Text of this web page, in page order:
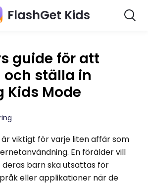
FlashGet Kids
guide för att
ställa in
Kids Mode
viktigt för varje liten affär som
En förälder vill
barn ska utsättas för
eller applikationer när de